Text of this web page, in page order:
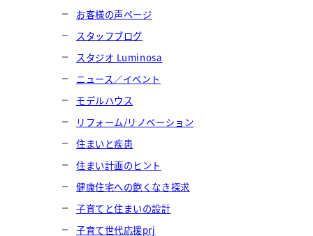
お客様の声ページ
スタッフブログ
スタジオ Luminosa
ニュース／イベント
モデルハウス
リフォーム/リノベーション
住まいと疾患
住まい計画のヒント
健康住宅への飽くなき探求
子育てと住まいの設計
子育て世代応援prj